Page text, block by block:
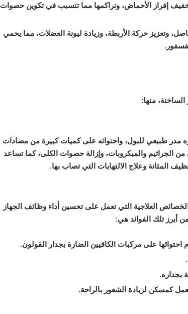
تخفيف إفراز الأحماض، وتراكمها مما تتسبب في تكوين حصوات
وتعزيز حركة الأربطة، وزيادة ليونة العضلات، مما يحمي
منها:
مدر طبيعي للبول، واحتوائه على كميات كبيرة من مضادات
من الجراثيم والميكروبات، وإزالة حصوات الكلى، كما تساعد
المثانة وعلاج الالتهابات التي تصاب بها.
العلاجية التي تعمل على تحسين أداء وظائف الجهاز
أبرز تلك الفوائد هي:
على مركبات الكافيين الضارة بجدار القولون.
بجداره.
كمسكن لزيادة الشعور بالراحة.